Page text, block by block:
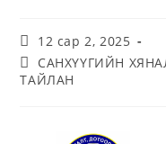
12 сар 2, 2025
САНХҮҮГИЙН
ТАЙЛАН